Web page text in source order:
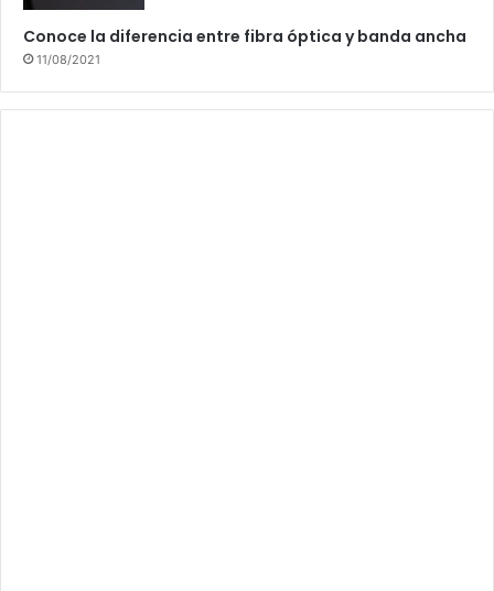
Conoce la diferencia entre fibra óptica y banda ancha
11/08/2021